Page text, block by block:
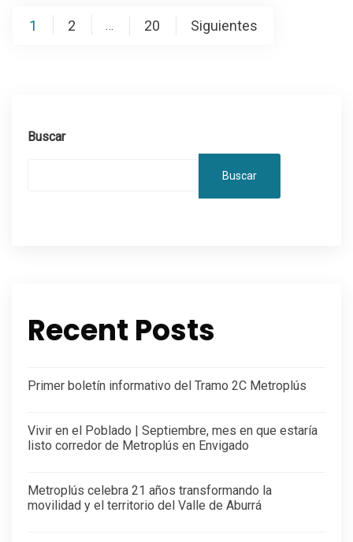
Paginación
1 2 … 20 Siguientes
Buscar
Buscar
Recent Posts
Primer boletín informativo del Tramo 2C Metroplús
Vivir en el Poblado | Septiembre, mes en que estaría
listo corredor de Metroplús en Envigado
Metroplús celebra 21 años transformando la
movilidad y el territorio del Valle de Aburrá